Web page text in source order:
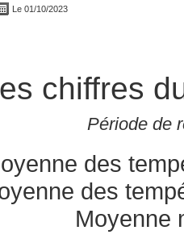
Le 01/10/2023
chiffres
Période de
des
des
Moyenne